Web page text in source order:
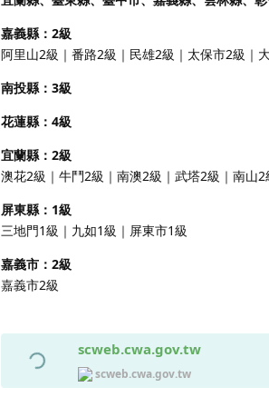
嘉義縣：2級
阿里山2級｜番路2級｜民雄2級｜太保市2級｜
南投縣：3級
花蓮縣：4級
宜蘭縣：2級
澳花2級｜牛鬥2級｜南澳2級｜武塔2級｜南山
屏東縣：1級
三地門1級｜九如1級｜屏東市1級
嘉義市：2級
嘉義市2級
scweb.cwa.gov.tw
scweb.cwa.gov.tw